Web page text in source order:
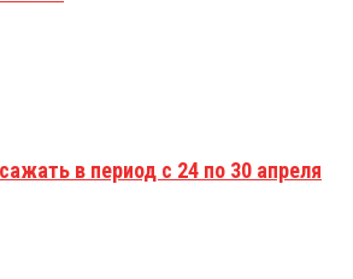
в период с 24 по 30 апреля